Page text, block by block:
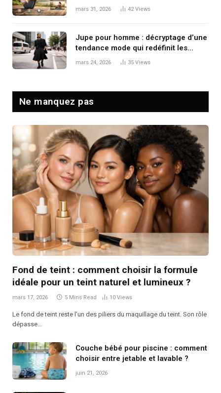
renforcer en douceur
mars 31, 2026 42Views
Jupe pour homme : décryptage d’une
tendance mode qui redéfinit les
codes masculins
mars 24, 2026 35 Views
Ne manquez pas
Fond de teint : comment choisir la formule
idéale pour un teint naturel et lumineux ?
mars 17, 2026 5 Mins Read 10 Views
Le fond de teint reste l’un des piliers du maquillage du teint. Son rôle
dépasse…
Couche bébé pour piscine : comment
choisir entre jetable et lavable ?
juin 21, 2026